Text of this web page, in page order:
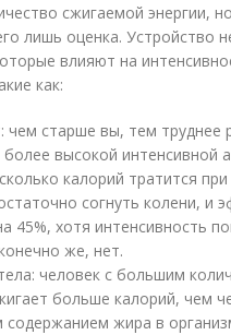
сжигаемой энергии,
лишь оценка. Устройство
влияют на
как:
чем старше вы, тем труднее
более высокой интенсивной
калорий тратится
согнуть колени, и
45%, хотя интенсивность
же, нет.
человек с большим
больше калорий, чем
содержанием жира в